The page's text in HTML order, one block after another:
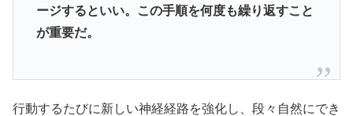
ージするといい。この手順を何度も繰り返すこと
が重要だ。
行動するたびに新しい神経経路を強化し、段々自然にでき